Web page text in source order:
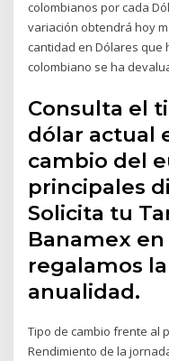
colombianos por cada
variación obtendrá hoy
cantidad en Dólares que
colombiano se ha
Consulta el
dólar actual
cambio del
principales
Solicita tu
Banamex
regalamos
anualidad.
Tipo de cambio frente al
Rendimiento de la